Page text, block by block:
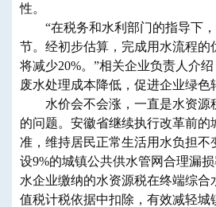
性。
“在税务和水利部门的指导下，
节。经初步估算，完成用水流程的
将减少20%。”相关企业负责人介
废水处理成本降低，促进企业绿色
水价会不会涨，一直是水资源
的问题。安徽省继续执行改革前的
准，维持居民正常生活用水负担不
设9%的城镇公共供水管网合理漏
水企业缴纳的水资源税在终端综合
值税计税依据中扣除，有效减轻城